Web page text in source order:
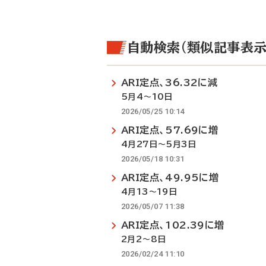
自動検索（類似記事表示
ARI定点、36.32に減
5月4～10日
2026/05/25 10:14
ARI定点、57.69に増
4月27日～5月3日
2026/05/18 10:31
ARI定点、49.95に増
4月13～19日
2026/05/07 11:38
ARI定点、102.39に増
2月2～8日
2026/02/24 11:10